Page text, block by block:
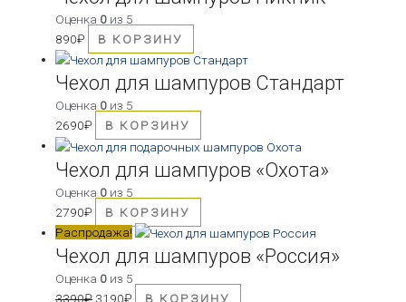
Оценка 0 из 5
890₽ В КОРЗИНУ
Чехол для шампуров Стандарт
Оценка 0 из 5
2690₽ В КОРЗИНУ
Чехол для шампуров «Охота»
Оценка 0 из 5
2790₽
В КОРЗИНУ
Распродажа!
Чехол для шампуров «Россия»
Оценка 0 из 5
3390₽ 3190₽ В КОРЗИНУ